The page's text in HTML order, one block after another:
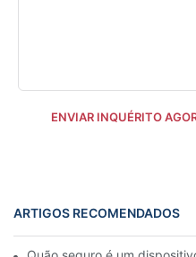
ENVIAR INQUÉRITO
ARTIGOS RECOMENDADOS